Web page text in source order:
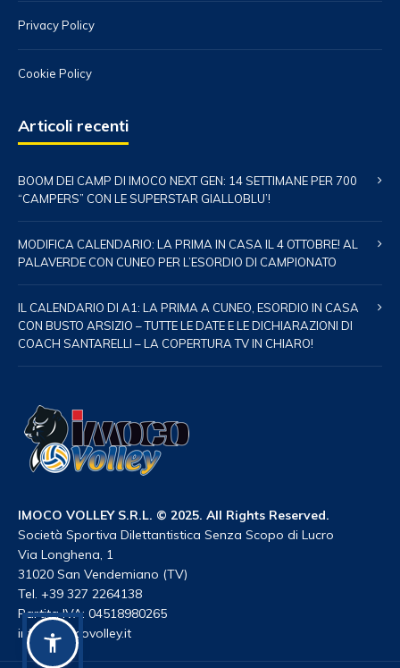
Privacy Policy
Cookie Policy
Articoli recenti
BOOM DEI CAMP DI IMOCO NEXT GEN: 14 SETTIMANE PER 700
“CAMPERS” CON LE SUPERSTAR GIALLOBLU’!
MODIFICA CALENDARIO: LA PRIMA IN CASA IL 4 OTTOBRE! AL
PALAVERDE CON CUNEO PER L’ESORDIO DI CAMPIONATO
IL CALENDARIO DI A1: LA PRIMA A CUNEO, ESORDIO IN CASA
CON BUSTO ARSIZIO – TUTTE LE DATE E LE DICHIARAZIONI DI
COACH SANTARELLI – LA COPERTURA TV IN CHIARO!
IMOCO VOLLEY S.R.L. © 2025. All Rights Reserved.
Società Sportiva Dilettantistica Senza Scopo di Lucro
Via Longhena, 1
31020 San Vendemiano (TV)
Tel. +39 327 2264138
Partita IVA: 04518980265
info@imocovolley.it